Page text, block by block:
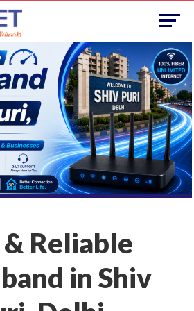
& Reliable
in Shiv